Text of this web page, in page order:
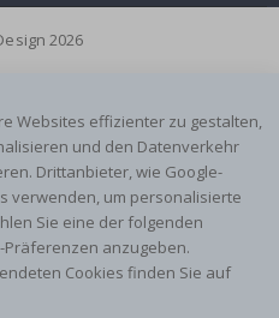
2026
Websites effizienter zu gestalten,
und den Datenverkehr
Drittanbieter, wie Google-
verwenden, um personalisierte
Sie eine der folgenden
Präferenzen anzugeben.
Cookies finden Sie auf